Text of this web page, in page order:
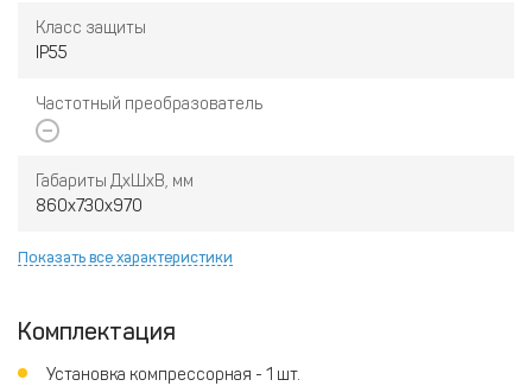
Класс защиты
IP55
Частотный преобразователь
Габариты ДxШxВ, мм
860х730х970
Показать все характеристики
Комплектация
Установка компрессорная - 1 шт.